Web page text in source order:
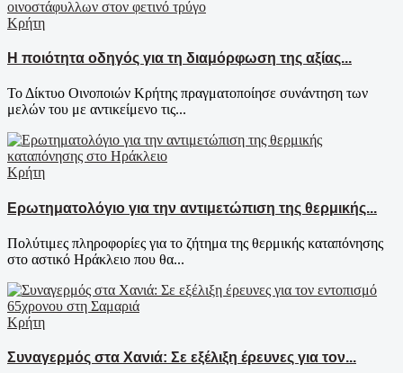
Κρήτη
Η ποιότητα οδηγός για τη διαμόρφωση της αξίας...
Το Δίκτυο Οινοποιών Κρήτης πραγματοποίησε συνάντηση των
μελών του με αντικείμενο τις...
Κρήτη
Ερωτηματολόγιο για την αντιμετώπιση της θερμικής...
Πολύτιμες πληροφορίες για το ζήτημα της θερμικής καταπόνησης
στο αστικό Ηράκλειο που θα...
Κρήτη
Συναγερμός στα Χανιά: Σε εξέλιξη έρευνες για τον...